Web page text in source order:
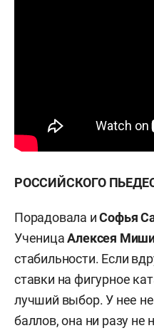
РОССИЙСКОГО
Порадовала иСофья
УченицаАлексея
стабильности. Если
ставки на фигурное
лучший выбор. У нее
баллов, она ни разу не